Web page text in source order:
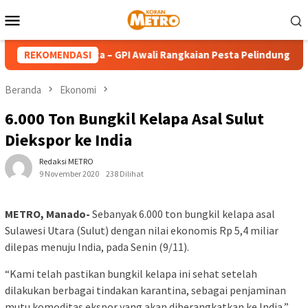
ke
Mobile
REKOMENDASI
Calcutta – GPI Awali Rangkaian Pesta Pelindung dengan
Beranda Ekonomi
6.000 Ton Bungkil Kelapa Asal Sulut
Diekspor ke India
Redaksi METRO
9 November 2020
238 Dilihat
METRO, Manado- Sebanyak 6.000 ton bungkil kelapa asal
Sulawesi Utara (Sulut) dengan nilai ekonomis Rp 5,4 miliar
dilepas menuju India, pada Senin (9/11).
“Kami telah pastikan bungkil kelapa ini sehat setelah
dilakukan berbagai tindakan karantina, sebagai penjaminan